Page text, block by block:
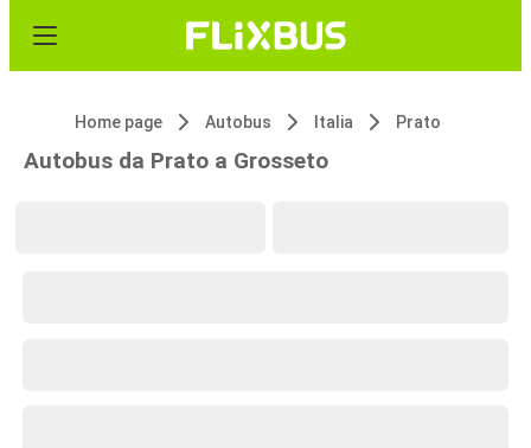
Home page Autobus Italia Prato
Autobus da Prato a Grosseto